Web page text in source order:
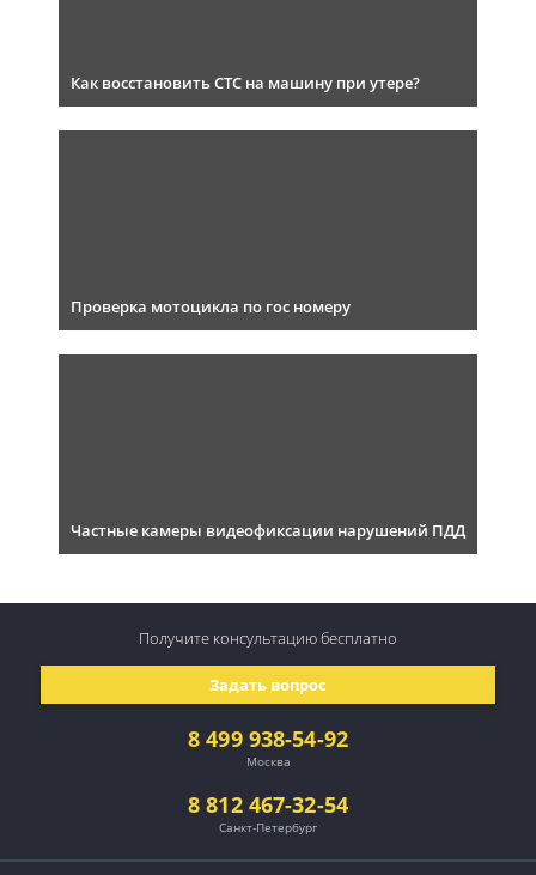
Как восстановить СТС на машину при утере?
Проверка мотоцикла по гос номеру
Частные камеры видеофиксации нарушений ПДД
8 499 938-54-92
Москва
8 812 467-32-54
Санкт-Петербург
Задать вопрос
Получите консультациюбесплатно